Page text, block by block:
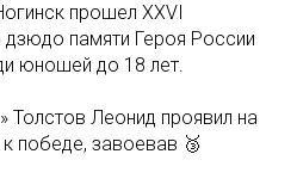
прошел XXVI
дзюдо памяти Героя России
юношей до 18 лет.
Толстов Леонид проявил на
победе, завоевав 🥉